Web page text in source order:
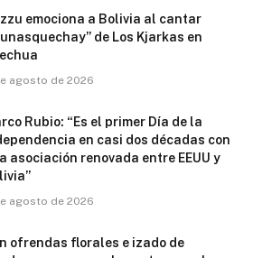
emociona a Bolivia al cantar
de Los Kjarkas en
agosto de 2026
Rubio: “Es el primer Día de la
en casi dos décadas con
asociación renovada entre EEUU y
agosto de 2026
ofrendas florales e izado de